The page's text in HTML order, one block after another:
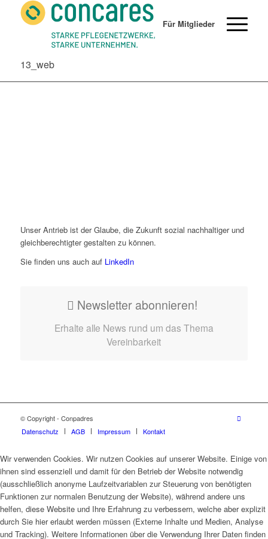
Für Mitglieder
13_web
Unser Antrieb ist der Glaube, die Zukunft sozial nachhaltiger und
gleichberechtigter gestalten zu können.
Sie finden uns auch aufLinkedIn
Newsletter abonnieren!
Erhalte alle News rund um das Thema
Vereinbarkeit
© Copyright - Conpadres
Datenschutz
AGB Impressum Kontakt
Wir verwenden Cookies. Wir nutzen Cookies auf unserer Website. Einige von
ihnen sind essenziell und damit für den Betrieb der Website notwendig
(ausschließlich anonyme Laufzeitvariablen zur Steuerung von benötigten
Funktionen zur normalen Benutzung der Website), während andere uns
helfen, diese Website und Ihre Erfahrung zu verbessern, welche aber explizit
durch Sie hier erlaubt werden müssen (Externe Inhalte und Medien, Analyse
und Tracking). Weitere Informationen über die Verwendung Ihrer Daten finden